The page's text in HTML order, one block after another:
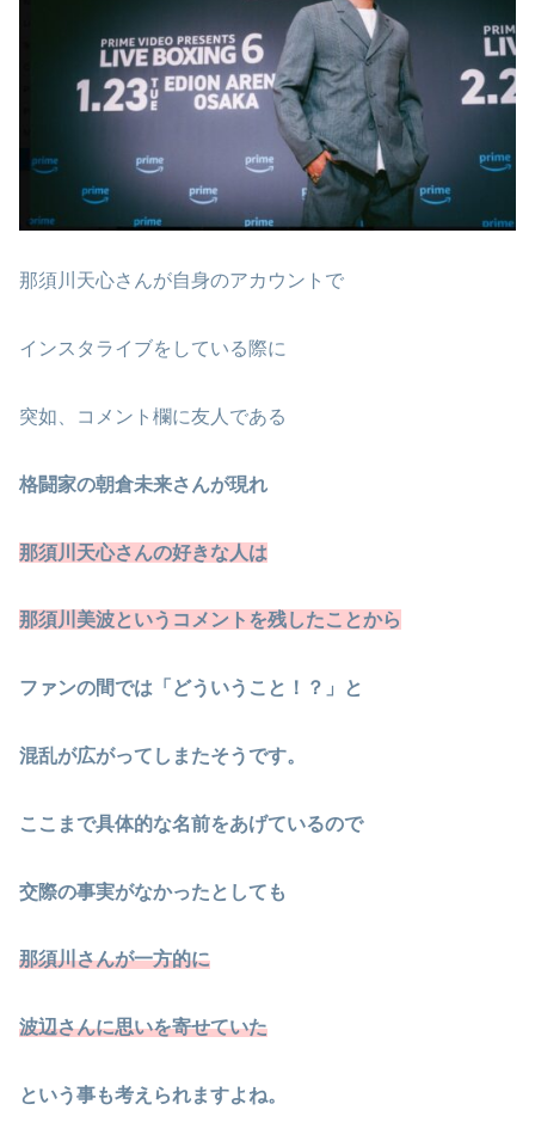
那須川天心さんが自身のアカウントで
インスタライブをしている際に
突如、コメント欄に友人である
格闘家の朝倉未来さんが現れ
那須川天心さんの好きな人は
那須川美波というコメントを残したことから
ファンの間では「どういうこと！？」と
混乱が広がってしまたそうです。
ここまで具体的な名前をあげているので
交際の事実がなかったとしても
那須川さんが一方的に
波辺さんに思いを寄せていた
という事も考えられますよね。